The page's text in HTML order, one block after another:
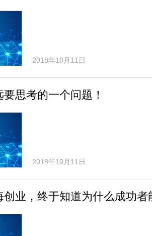
2018年10月11日
思考的一个问题！
2018年10月11日
创业，终于知道为什么成功者